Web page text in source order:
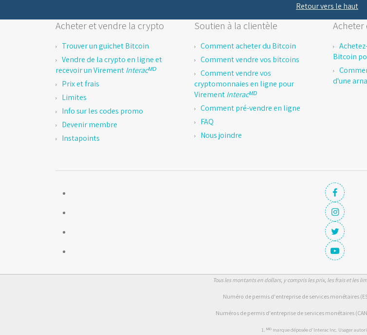
Retour vers le haut
Acheter et vendre la crypto
Trouver un guichet Bitcoin
Vendre de la crypto en ligne et
recevoir un VirementInteracᴹᴰ
Prix et frais
Limites
Info sur les codes promo
Devenir membre
Instapoints
Soutien à la clientèle
Comment acheter du Bitcoin
Comment vendre vos bitcoins
Comment vendre vos
cryptomonnaies en ligne pour
VirementInteracᴹᴰ
Comment pré-vendre en ligne
FAQ
Nous joindre
Acheter
Bitcoin
d'une
Tous les montants en dollars, y compris les prix, les frais et les
Numéro de permis d'entreprise de services monétaires
Numéros de permis d'entreprise de services monétaires
1. ᴹᴰ marque déposée d'Interac Inc. Usager